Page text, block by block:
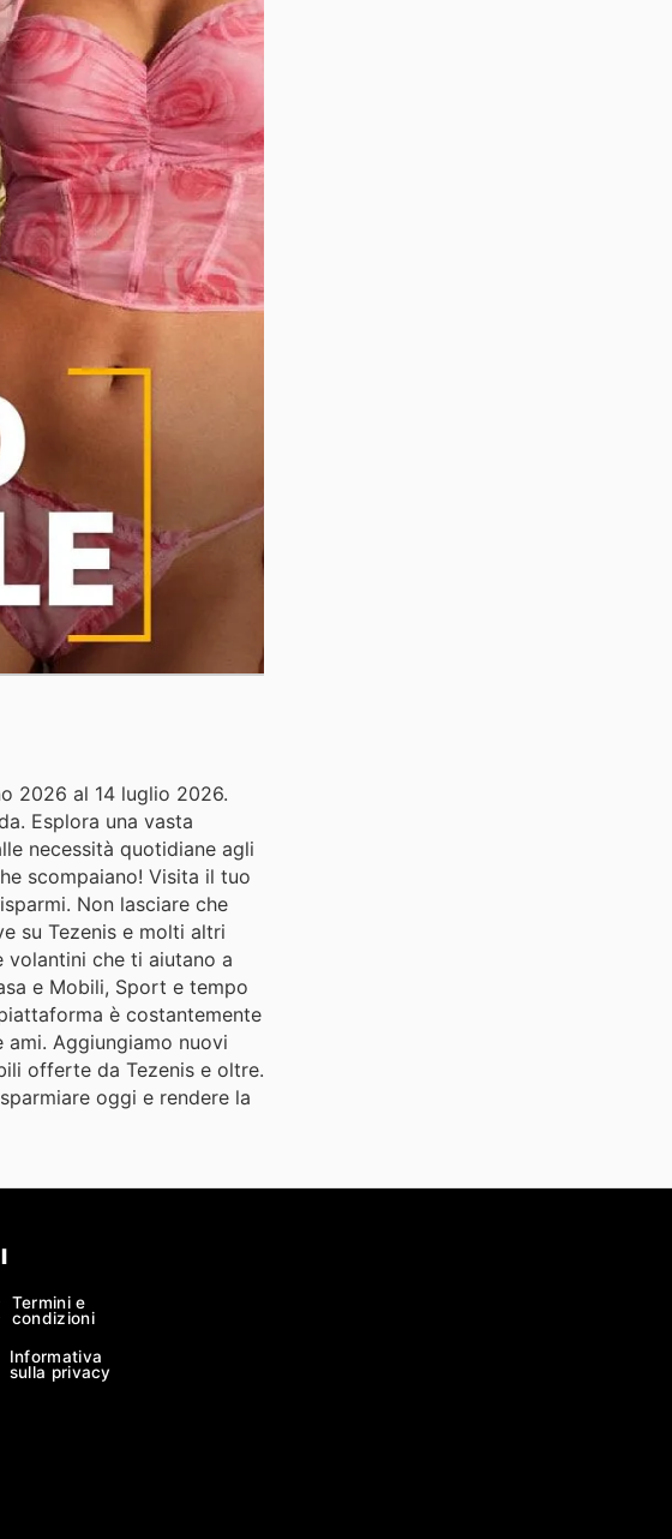
2026 al 14 luglio 2026.
Esplora una vasta
necessità quotidiane agli
scompaiano! Visita il tuo
Non lasciare che
su Tezenis e molti altri
che ti aiutano a
e Mobili, Sport e tempo
è costantemente
Aggiungiamo nuovi
offerte da Tezenis e oltre.
oggi e rendere la
Termini e
condizioni
Informativa
sulla privacy